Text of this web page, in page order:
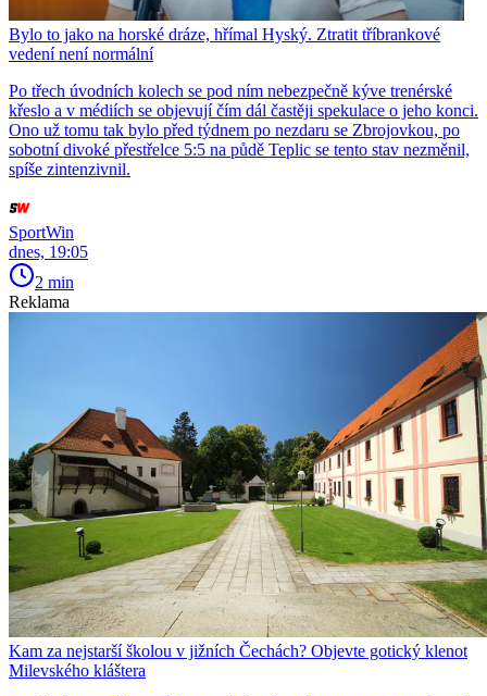
Bylo to jako na horské dráze, hřímal Hyský. Ztratit tříbrankové
vedení není normální
Po třech úvodních kolech se pod ním nebezpečně kýve trenérské
křeslo a v médiích se objevují čím dál častěji spekulace o jeho konci.
Ono už tomu tak bylo před týdnem po nezdaru se Zbrojovkou, po
sobotní divoké přestřelce 5:5 na půdě Teplic se tento stav nezměnil,
spíše zintenzivnil.
SportWin
dnes, 19:05
2 min
Reklama
Kam za nejstarší školou v jižních Čechách? Objevte gotický klenot
Milevského kláštera